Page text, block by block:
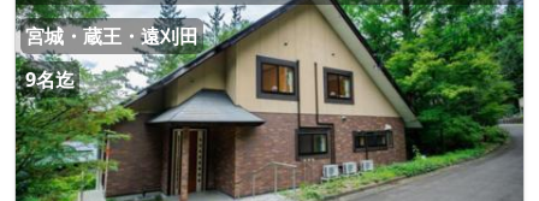
宮城・蔵王・遠刈田
9名迄